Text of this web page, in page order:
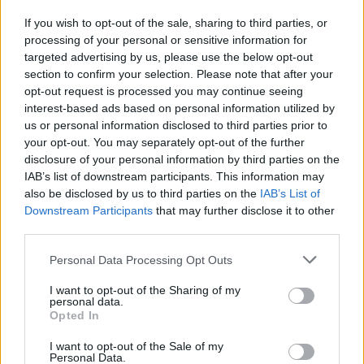
If you wish to opt-out of the sale, sharing to third parties, or
processing of your personal or sensitive information for
targeted advertising by us, please use the below opt-out
section to confirm your selection. Please note that after your
opt-out request is processed you may continue seeing
interest-based ads based on personal information utilized by
us or personal information disclosed to third parties prior to
your opt-out. You may separately opt-out of the further
disclosure of your personal information by third parties on the
IAB’s list of downstream participants. This information may
also be disclosed by us to third parties on the IAB’s List of
Downstream Participants that may further disclose it to other
Personal Data Processing Opt Outs
I want to opt-out of the Sharing of my
personal data.
Opted In
I want to opt-out of the Sale of my
Personal Data.
ΙΤΕ
18:19
Δύο συλλήψεις για την υπόθεση του 72χρονου που είχε
βρεθεί νεκρός σε αυτοκίνητο στα Άνω Λιόσια
18:09
Ντύθηκε «Χάρος», ανέβηκε στην οροφή νοσοκομείου
και... σκόρπισε τον τρόμο
18:05
Γιώργος Σφακιανάκης: Η παρέμβαση για το
18:04
τμήματα των ΣΑΕΚ – Πότε ξεκινούν οι αιτήσεις
Ρέθυμνο: Κάλεσμα των οικοδόμων για μαζική συμμετοχή